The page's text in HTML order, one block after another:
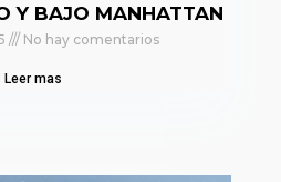
Y BAJO MANHATTAN
No hay comentarios
Leer mas